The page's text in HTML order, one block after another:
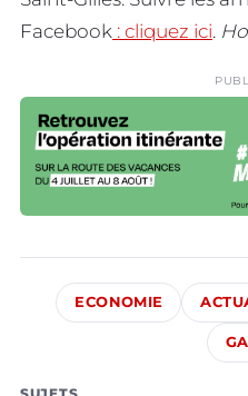
Facebook : cliquez ici.
ECONOMIE